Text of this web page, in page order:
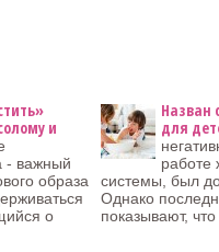
и
- важный
образа
о
Назван
для
работе
системы, был
Однако
показывают,